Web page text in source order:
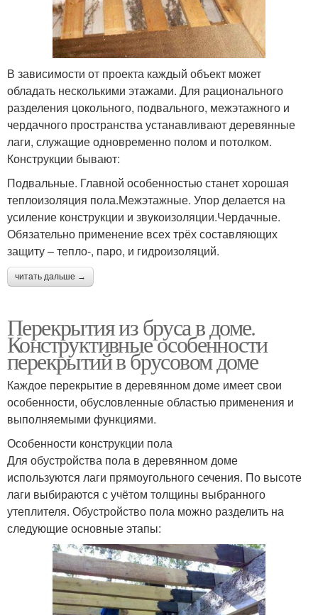
В зависимости от проекта каждый объект может
обладать несколькими этажами. Для рационального
разделения цокольного, подвального, межэтажного и
чердачного пространства устанавливают деревянные
лаги, служащие одновременно полом и потолком.
Конструкции бывают:
Подвальные. Главной особенностью станет хорошая
теплоизоляция пола.Межэтажные. Упор делается на
усиление конструкции и звукоизоляции.Чердачные.
Обязательно применение всех трёх составляющих
защиту – тепло-, паро, и гидроизоляций.
читать дальше →
Перекрытия из бруса в доме.
Конструктивные особенности
перекрытий в брусовом доме
Каждое перекрытие в деревянном доме имеет свои
особенности, обусловленные областью применения и
выполняемыми функциями.
Особенности конструкции пола
Для обустройства пола в деревянном доме
используются лаги прямоугольного сечения. По высоте
лаги выбираются с учётом толщины выбранного
утеплителя. Обустройство пола можно разделить на
следующие основные этапы: